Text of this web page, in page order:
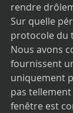
rendre
Sur quelle
protocole du
Nous avons
fournissent
uniquement
pas
fenêtre est